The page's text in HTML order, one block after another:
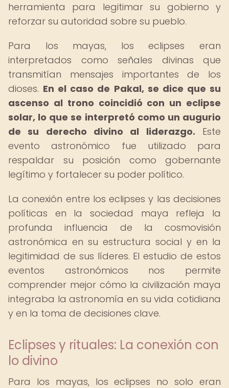
herramienta para legitimar su gobierno y
reforzar su autoridad sobre su pueblo.
Para los mayas, los eclipses eran
interpretados como señales divinas que
transmitían mensajes importantes de los
dioses. En el caso de Pakal, se dice que su
ascenso al trono coincidió con un eclipse
solar, lo que se interpretó como un augurio
de su derecho divino al liderazgo. Este
evento astronómico fue utilizado para
respaldar su posición como gobernante
legítimo y fortalecer su poder político.
La conexión entre los eclipses y las decisiones
políticas en la sociedad maya refleja la
profunda influencia de la cosmovisión
astronómica en su estructura social y en la
legitimidad de sus líderes. El estudio de estos
eventos astronómicos nos permite
comprender mejor cómo la civilización maya
integraba la astronomía en su vida cotidiana
y en la toma de decisiones clave.
Eclipses y rituales: La conexión con
lo divino
Para los mayas, los eclipses no solo eran